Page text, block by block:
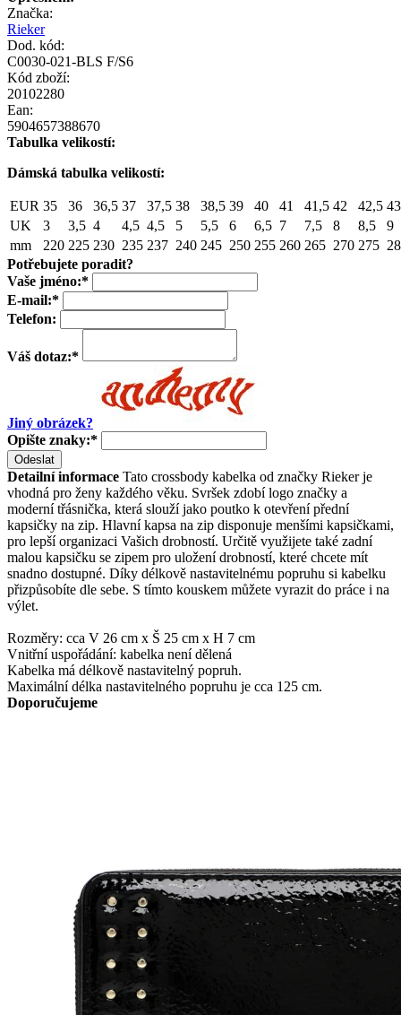
Značka:
Rieker
Dod. kód:
C0030-021-BLS F/S6
Kód zboží:
20102280
Ean:
5904657388670
Tabulka velikostí:
Dámská tabulka velikostí:
EUR 35 36 36,5 37 37,5 38 38,5 39 40 41 41,5 42 42,5 43
UK
3 3,5 4 4,5 4,5 5 5,5 6 6,5 7 7,5 8 8,5
9
mm
220 225 230 235 237 240 245 250 255 260 265 270 275
Potřebujete poradit?
Vaše jméno:*
E-mail:*
Telefon:
Váš dotaz:*
Jiný obrázek?
Opište znaky:*
Odeslat
Detailní informace Tato crossbody kabelka od značky Rieker je
vhodná pro ženy každého věku. Svršek zdobí logo značky a
moderní třásnička, která slouží jako poutko k otevření přední
kapsičky na zip. Hlavní kapsa na zip disponuje menšími kapsičkami,
pro lepší organizaci Vašich drobností. Určitě využijete také zadní
malou kapsičku se zipem pro uložení drobností, které chcete mít
snadno dostupné. Díky délkově nastavitelnému popruhu si kabelku
přizpůsobíte dle sebe. S tímto kouskem můžete vyrazit do práce i na
výlet.
Rozměry: cca V 26 cm x Š 25 cm x H 7 cm
Vnitřní uspořádání: kabelka není dělená
Kabelka má délkově nastavitelný popruh.
Maximální délka nastavitelného popruhu je cca 125 cm.
Doporučujeme